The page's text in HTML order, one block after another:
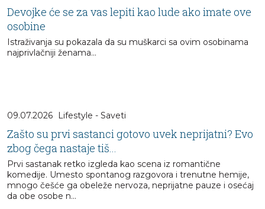
Devojke će se za vas lepiti kao lude ako imate ove
osobine
Istraživanja su pokazala da su muškarci sa ovim osobinama
najprivlačniji ženama...
09.07.2026 Lifestyle - Saveti
Zašto su prvi sastanci gotovo uvek neprijatni? Evo
zbog čega nastaje tiš...
Prvi sastanak retko izgleda kao scena iz romantične
komedije. Umesto spontanog razgovora i trenutne hemije,
mnogo češće ga obeleže nervoza, neprijatne pauze i osećaj
da obe osobe n...